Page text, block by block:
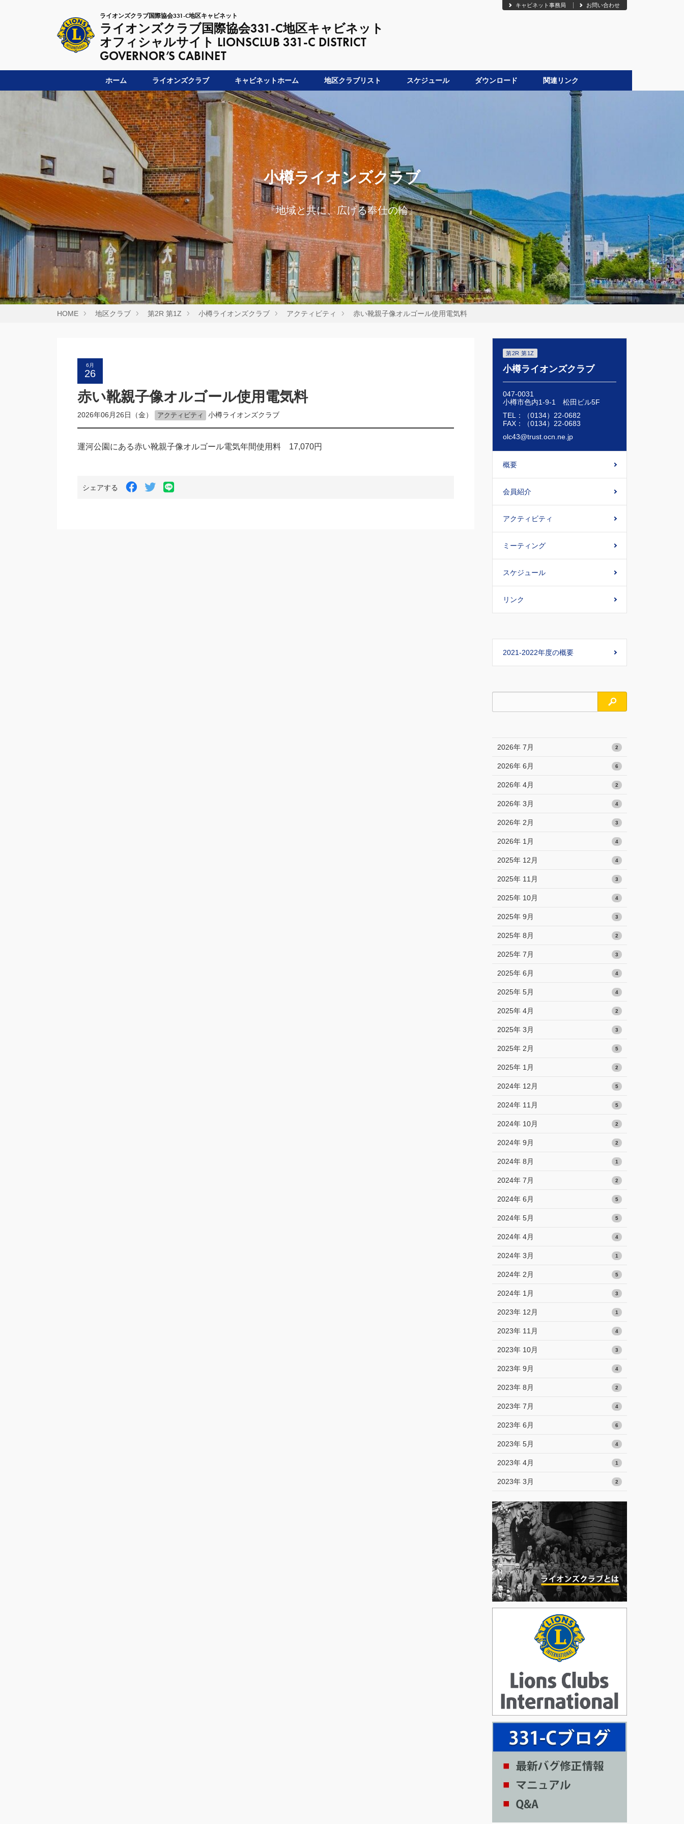
ライオンズクラブ国際協会331-C地区キャビネット
ライオンズクラブ国際協会331-C地区キャビネット
オフィシャルサイト LIONSCLUB 331-C DISTRICT
GOVERNOR’S CABINET
キャビネット事務局 お問い合わせ
ホーム ライオンズクラブ キャビネットホーム 地区クラブリスト スケジュール ダウンロード 関連リンク
小樽ライオンズクラブ
『地域と共に、広げる奉仕の輪』
HOME 地区クラブ 第2R 第1Z 小樽ライオンズクラブ アクティビティ 赤い靴親子像オルゴール使用電気料
6月
26
赤い靴親子像オルゴール使用電気料
2026年06月26日（金） アクティビティ 小樽ライオンズクラブ
運河公園にある赤い靴親子像オルゴール電気年間使用料 17,070円
シェアする
Facebook
TwitterLINE
第2R 第1Z
小樽ライオンズクラブ
047-0031
小樽市色内1-9-1 松田ビル5F
TEL：（0134）22-0682
FAX：（0134）22-0683
olc43@trust.ocn.ne.jp
概要
会員紹介
アクティビティ
ミーティング
スケジュール
リンク
2021-2022年度の概要
検索
2026年 7月 2
2026年 6月 6
2026年 4月 2
2026年 3月 4
2026年 2月 3
2026年 1月 4
2025年 12月 4
2025年 11月 3
2025年 10月 4
2025年 9月 3
2025年 8月 2
2025年 7月 3
2025年 6月 4
2025年 5月 4
2025年 4月 2
2025年 3月 3
2025年 2月 5
2025年 1月 2
2024年 12月 5
2024年 11月 5
2024年 10月 2
2024年 9月 2
2024年 8月 1
2024年 7月 2
2024年 6月 5
2024年 5月 5
2024年 4月 4
2024年 3月 1
2024年 2月 5
2024年 1月 3
2023年 12月 1
2023年 11月 4
2023年 10月 3
2023年 9月 4
2023年 8月 2
2023年 7月 4
2023年 6月 6
2023年 5月 4
2023年 4月 1
2023年 3月 2